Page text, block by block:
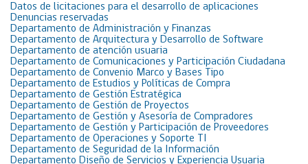
Datos de licitaciones para el desarrollo de aplicaciones
Denuncias reservadas
Departamento de Administración y Finanzas
Departamento de Arquitectura y Desarrollo de Software
Departamento de atención usuaria
Departamento de Comunicaciones y Participación Ciudadana
Departamento de Convenio Marco y Bases Tipo
Departamento de Estudios y Políticas de Compra
Departamento de Gestión Estratégica
Departamento de Gestión de Proyectos
Departamento de Gestión y Asesoría de Compradores
Departamento de Gestión y Participación de Proveedores
Departamento de Operaciones y Soporte TI
Departamento de Seguridad de la Información
Departamento Diseño de Servicios y Experiencia Usuaria